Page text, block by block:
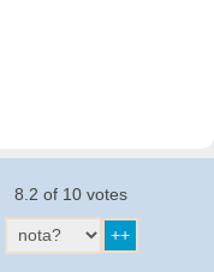
8.2 of 10 votes